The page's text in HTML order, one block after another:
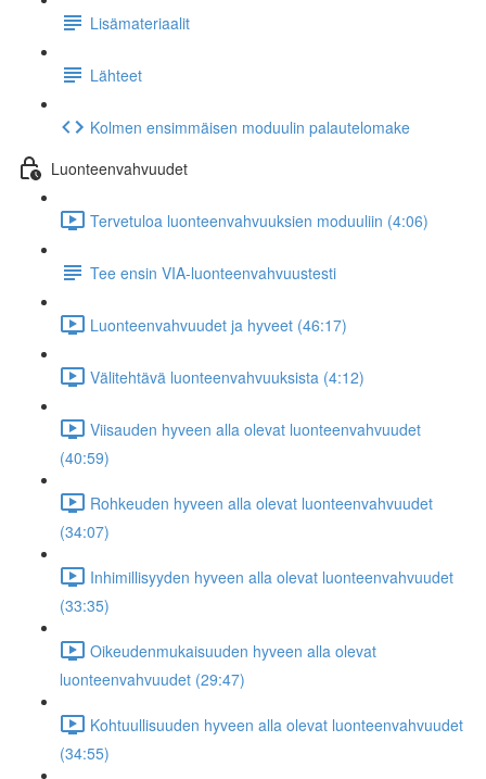
Lisämateriaalit
Lähteet
Kolmen ensimmäisen moduulin palautelomake
Luonteenvahvuudet
Tervetuloa luonteenvahvuuksien moduuliin (4:06)
Tee ensin VIA-luonteenvahvuustesti
Luonteenvahvuudet ja hyveet (46:17)
Välitehtävä luonteenvahvuuksista (4:12)
Viisauden hyveen alla olevat luonteenvahvuudet
(40:59)
Rohkeuden hyveen alla olevat luonteenvahvuudet
(34:07)
Inhimillisyyden hyveen alla olevat luonteenvahvuudet
(33:35)
Oikeudenmukaisuuden hyveen alla olevat
luonteenvahvuudet (29:47)
Kohtuullisuuden hyveen alla olevat luonteenvahvuudet
(34:55)